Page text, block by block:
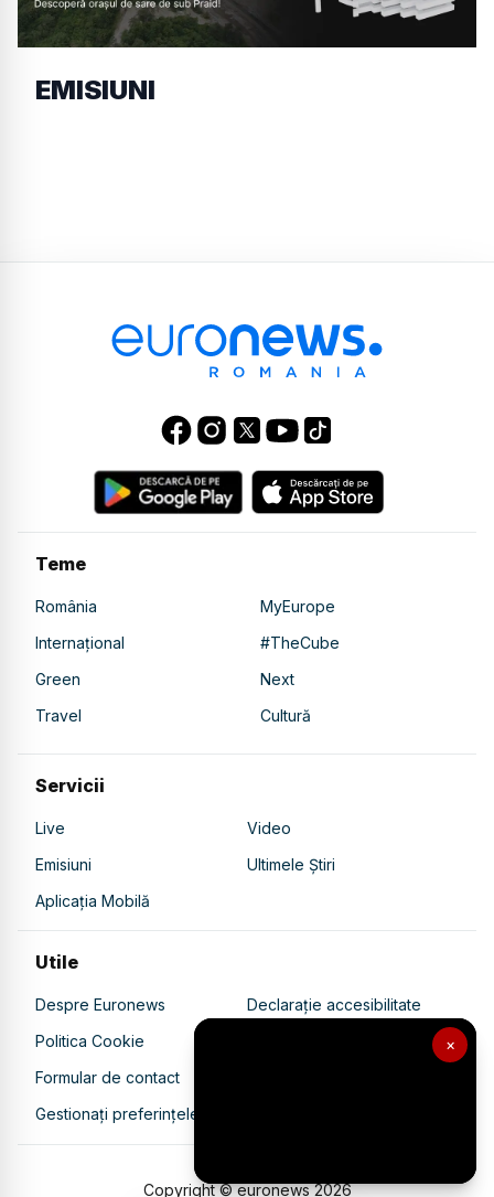
×
EMISIUNI
Teme
România
MyEurope
Internațional
#TheCube
Green
Next
Travel
Cultură
Servicii
Live
Video
Emisiuni
Ultimele Știri
Aplicația Mobilă
Utile
Despre Euronews
Declarație accesibilitate
Politica Cookie
Politica de confidențialitate
Formular de contact
Gestionați preferințele
Copyright © euronews2026